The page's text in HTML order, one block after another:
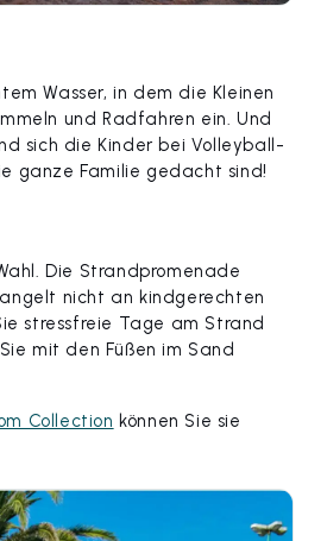
Wasser, in dem die Kleinen
und Radfahren ein. Und
sich die Kinder bei Volleyball-
ganze Familie gedacht sind!
Die Strandpromenade
nicht an kindgerechten
stressfreie Tage am Strand
mit den Füßen im Sand
Collection können Sie sie